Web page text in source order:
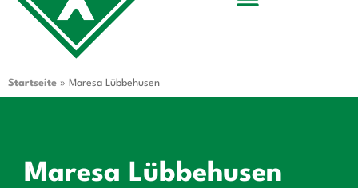
Startseite » Maresa Lübbehusen
Maresa Lübbehusen